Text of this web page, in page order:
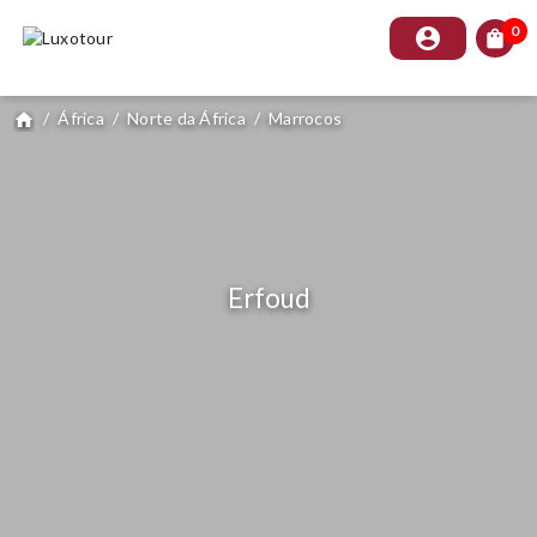
account_circle shopping_bag 0
home / África / Norte da África / Marrocos
Erfoud